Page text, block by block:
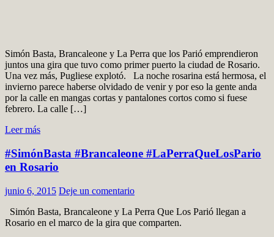
Simón Basta, Brancaleone y La Perra que los Parió emprendieron
juntos una gira que tuvo como primer puerto la ciudad de Rosario.
Una vez más, Pugliese explotó. La noche rosarina está hermosa, el
invierno parece haberse olvidado de venir y por eso la gente anda
por la calle en mangas cortas y pantalones cortos como si fuese
febrero. La calle […]
Leer más
#SimónBasta #Brancaleone #LaPerraQueLosPario
en Rosario
junio 6, 2015 Deje un comentario
Simón Basta, Brancaleone y La Perra Que Los Parió llegan a
Rosario en el marco de la gira que comparten.